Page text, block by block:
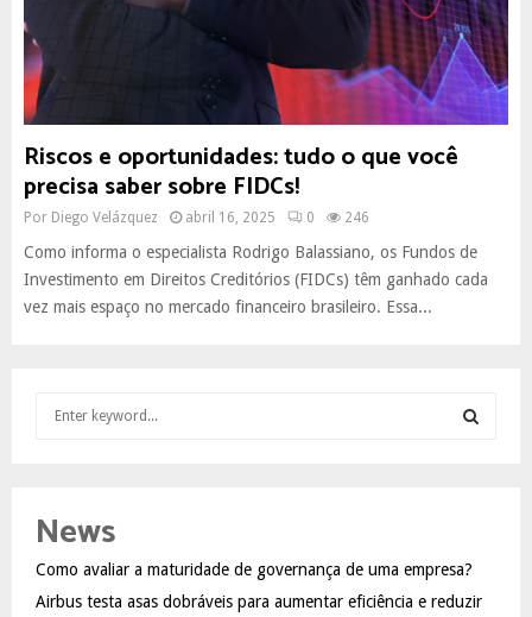
Riscos e oportunidades: tudo o que você
precisa saber sobre FIDCs!
Por Diego Velázquez abril 16, 2025 0 246
Como informa o especialista Rodrigo Balassiano, os Fundos de
Investimento em Direitos Creditórios (FIDCs) têm ganhado cada
vez mais espaço no mercado financeiro brasileiro. Essa...
h
o
r
R
News
Como avaliar a maturidade de governança de uma empresa?
Airbus testa asas dobráveis para aumentar eficiência e reduzir